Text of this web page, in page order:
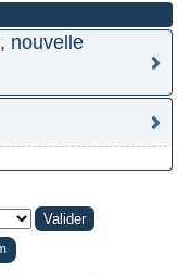
nouvelle